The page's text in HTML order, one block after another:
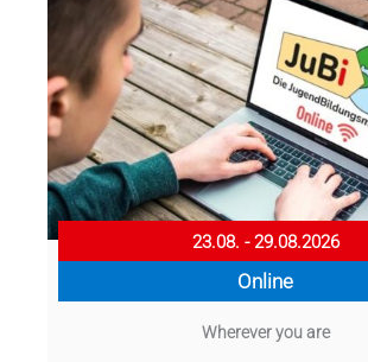
23.08. - 29.08.2026
Online
Wherever you are